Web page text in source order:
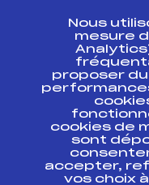
Ressources
Pass’Neige
Projet sportif
Projet de
Antidopage
Pôle
Scientifique
Nous
mesure
proposer
cookies de
sont
accepter,
vos choix